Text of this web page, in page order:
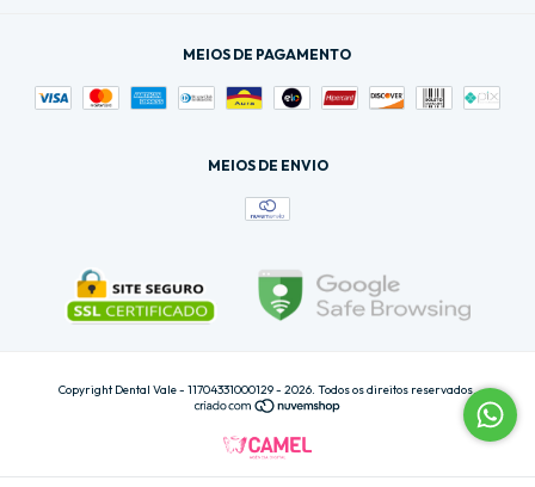
MEIOS DE PAGAMENTO
MEIOS DE ENVIO
Copyright Dental Vale - 11704331000129 - 2026. Todos os direitos reservados.